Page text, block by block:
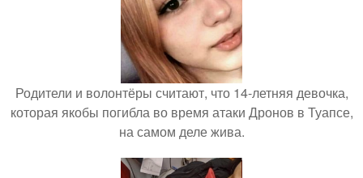
Родители и волонтёры считают, что 14-летняя девочка,
которая якобы погибла во время атаки Дронов в Туапсе,
на самом деле жива.